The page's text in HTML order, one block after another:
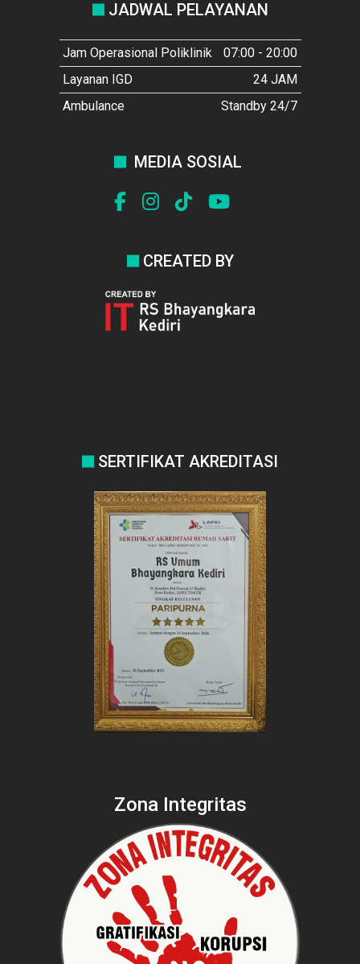
JADWAL PELAYANAN
Jam Operasional Poliklinik
07:00 - 20:00
Layanan IGD
24 JAM
Ambulance
Standby 24/7
MEDIA SOSIAL
CREATED BY
SERTIFIKAT AKREDITASI
Zona Integritas